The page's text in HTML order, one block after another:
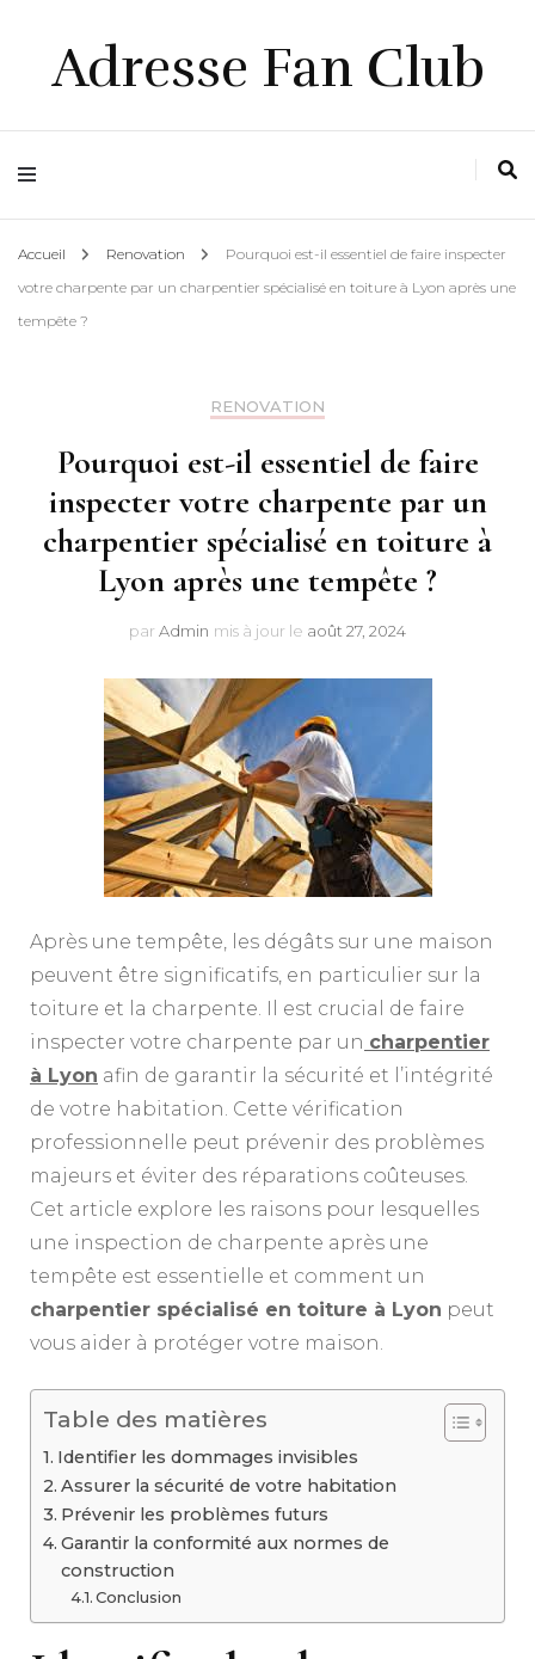
Adresse Fan Club
Accueil Renovation
Pourquoi est-il essentiel de faire inspecter
votre charpente par un charpentier spécialisé en toiture à Lyon après une
tempête ?
RENOVATION
Pourquoi est-il essentiel de faire
inspecter votre charpente par un
charpentier spécialisé en toiture à
Lyon après une tempête ?
par Admin mis à jour le août 27, 2024
Après une tempête, les dégâts sur une maison
peuvent être significatifs, en particulier sur la
toiture et la charpente. Il est crucial de faire
inspecter votre charpente par un charpentier
à Lyon afin de garantir la sécurité et l’intégrité
de votre habitation. Cette vérification
professionnelle peut prévenir des problèmes
majeurs et éviter des réparations coûteuses.
Cet article explore les raisons pour lesquelles
une inspection de charpente après une
tempête est essentielle et comment un
charpentier spécialisé en toiture à Lyon peut
vous aider à protéger votre maison.
Table des matières
Identifier les dommages invisibles
Assurer la sécurité de votre habitation
Prévenir les problèmes futurs
Garantir la conformité aux normes de
construction
Conclusion